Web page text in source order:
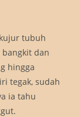
tubuh
dan
hingga
tegak, sudah
ia tahu